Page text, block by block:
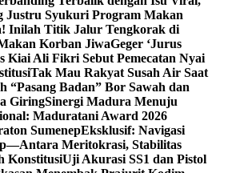
Justru Syukuri Program Makan
Inilah Titik Jalur Tengkorak di
Korban JiwaGeger ‘Jurus
Kiai Ali Fikri Sebut Pemecatan Nyai
Tak Mau Rakyat Susah Air Saat
“Pasang Badan” Bor Sawah dan
GiringSinergi Madura Menuju
Maduratani Award 2026
SumenepEksklusif: Navigasi
Meritokrasi, Stabilitas
KonstitusiUji Akurasi SS1 dan Pistol